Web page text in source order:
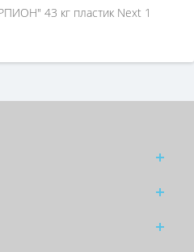
43 кг пластик Next 1